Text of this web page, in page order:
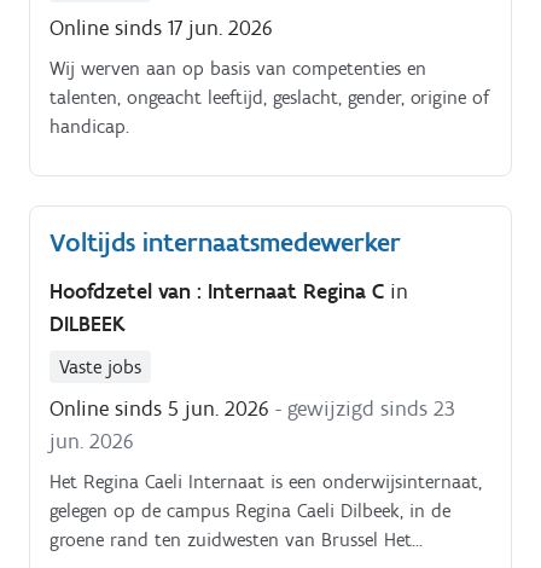
meisjes Als internaatmedewerker ben je het eerste
aanspreekpunt, de coach en de vertrouwenspersoon
voor onze internen uit de 2de en 3de graad
secundair onderwijs Pedagogische begeleiding: Je
de leerlingen bij hun avondstudie en biedt een
luisterend oor waar nodig Leefklimaat: Je creëert een
stimulerende en veilige leefomgeving waarin
staan Praktische organisatie: Je begeleidt de vaste
momenten (zoals avondmaaltijden en ontspanning)
en signaleert eventuele zorgnoden tijdig aan de
internaatsdirectie Avond- en nachturen: Je werkt
volgens het specifieke internaatsritme (voornamelijk
namiddag-, avond- en inslapende nachten tussen
zondagavond en vrijdagochtend).
Online sinds 17 jun. 2026
Wij werven aan op basis van competenties en
talenten, ongeacht leeftijd, geslacht, gender, origine of
handicap.
Voltijds internaatsmedewerker
Hoofdzetel van : Internaat Regina C in
DILBEEK
Vaste jobs
Online sinds 5 jun. 2026 - gewijzigd sinds 23
jun. 2026
Het Regina Caeli Internaat is een onderwijsinternaat,
gelegen op de campus Regina Caeli Dilbeek, in de
groene rand ten zuidwesten van Brussel Het